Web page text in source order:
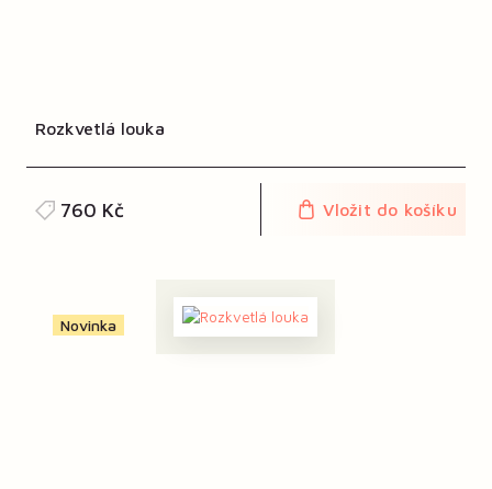
Rozkvetlá louka
760 Kč Vložit do košíku
Novinka